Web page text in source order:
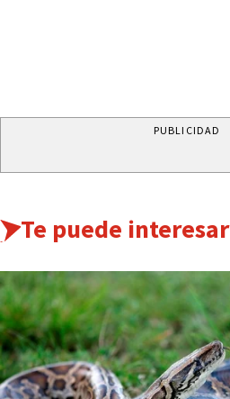
PUBLICIDAD
Te puede interesar